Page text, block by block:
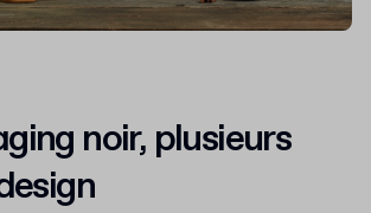
noir, plusieurs